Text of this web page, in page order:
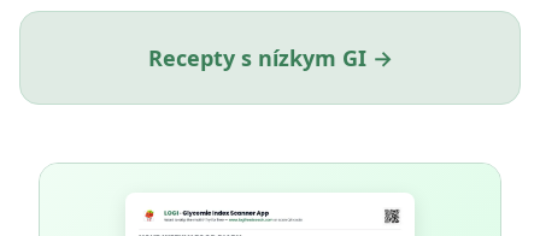
Recepty s nízkym GI →